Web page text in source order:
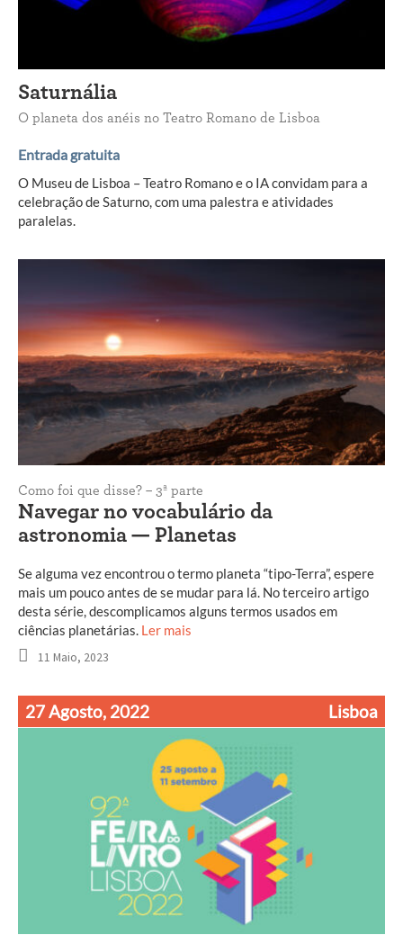
Saturnália
O planeta dos anéis no Teatro Romano de Lisboa
Entrada gratuita
O Museu de Lisboa – Teatro Romano e o IA convidam para a
celebração de Saturno, com uma palestra e atividades
paralelas.
Como foi que disse? – 3ª parte
Navegar no vocabulário da
astronomia — Planetas
Se alguma vez encontrou o termo planeta “tipo-Terra”, espere
mais um pouco antes de se mudar para lá. No terceiro artigo
desta série, descomplicamos alguns termos usados em
ciências planetárias. Ler mais
11 Maio, 2023
27 Agosto, 2022 Lisboa